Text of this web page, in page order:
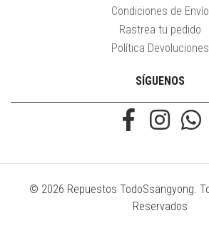
Condiciones de Envío
Rastrea tu pedido
Política Devoluciones
SÍGUENOS
© 2026 Repuestos TodoSsangyong.
Reservados